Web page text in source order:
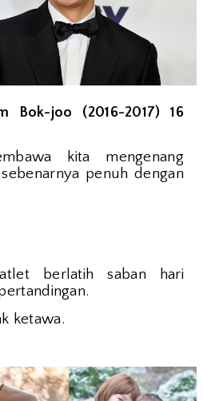
Bok-joo (2016-2017) 16
kita mengenang
penuh dengan
berlatih saban hari
ketawa.